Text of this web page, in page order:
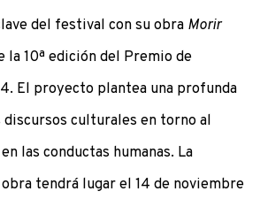
del festival con su obra Morir
la 10ª edición del Premio de
El proyecto plantea una profunda
culturales en torno al
las conductas humanas. La
tendrá lugar el 14 de noviembre